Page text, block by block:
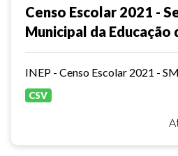
Censo Escolar 2021 -
Municipal da Educação
CSV